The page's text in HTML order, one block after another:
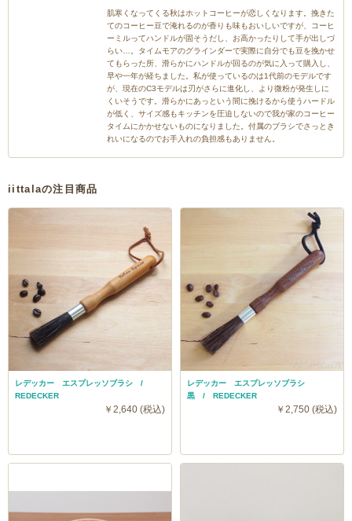
肌寒くなってくる秋はホットコーヒーが恋しくなります。挽きた
てのコーヒー豆で淹れるのが香りも味もおいしいですが、コーヒ
ーミルってハンドルが固そうだし、お高かったりして手が出しづ
らい…。タイムモアのグラインダーで実際に自分でも豆を挽かせ
てもらった所、滑らかにハンドルが回るのが気に入って購入し、
早や一年が経ちました。私が使っているのは1代前のモデルです
が、現在のC3モデルは刃がさらに進化し、より微粉が発生しに
くいそうです。滑らかにあっという間に挽けるから使うハードル
が低く、サイズ感もキッチンを圧迫しないので我が家のコーヒー
タイムにかかせないものになりました。付属のブラシでさっとき
れいになるのでお手入れの負担感もありません。
iittalaの注目商品
レデッカー エスプレッソブラシ /
REDECKER
￥2,640 (税込)
レデッカー エスプレッソブラシ
黒 / REDECKER
￥2,750 (税込)